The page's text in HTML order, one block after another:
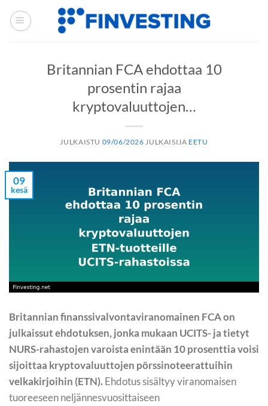
Siirry
sisältöön
Britannian FCA ehdottaa 10
prosentin rajaa
kryptovaluuttojen…
JULKAISTU 09/06/2026 JULKAISIJA EETU
09
kesä
Britannian finanssivalvontaviranomainen FCA on
julkaissut ehdotuksen, jonka mukaan UCITS- ja tietyt
NURS-rahastojen varoista enintään 10 prosenttia voisi
sijoittaa kryptovaluuttojen pörssinoteerattuihin
velkakirjoihin (ETN). Ehdotus sisältyy viranomaisen
tuoreeseen neljännesvuosittaiseen